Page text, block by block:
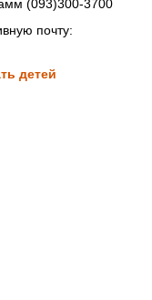
(093)300-3700
почту:
детей